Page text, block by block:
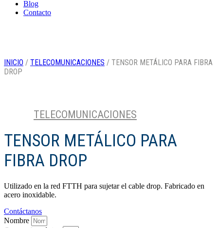
Blog
Contacto
INICIO / TELECOMUNICACIONES / TENSOR METÁLICO PARA FIBRA
DROP
TELECOMUNICACIONES
TENSOR METÁLICO PARA
FIBRA DROP
Utilizado en la red FTTH para sujetar el cable drop. Fabricado en
acero inoxidable.
Contáctanos
Nombre